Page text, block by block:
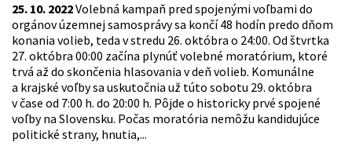
25. 10. 2022Volebná kampaň pred spojenými voľbami do
orgánov územnej samosprávy sa končí 48 hodín predo dňom
konania volieb, teda v stredu 26. októbra o 24:00. Od štvrtka
27. októbra 00:00 začína plynúť volebné moratórium, ktoré
trvá až do skončenia hlasovania v deň volieb. Komunálne
a krajské voľby sa uskutočnia už túto sobotu 29. októbra
v čase od 7:00 h. do 20:00 h. Pôjde o historicky prvé spojené
voľby na Slovensku. Počas moratória nemôžu kandidujúce
politické strany, hnutia,...